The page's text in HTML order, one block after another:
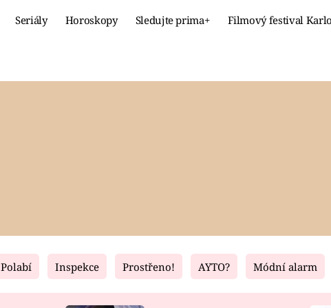
Seriály Horoskopy Sledujte prima+ Filmový festival
Fresh Living
Polabí Inspekce Prostřeno! AYTO? Módní alarm